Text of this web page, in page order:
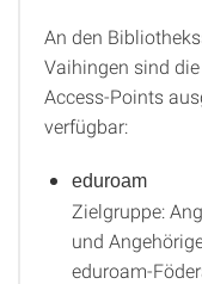
WLAN-
An den
Vaihingen sind
Access-Points
verfügbar:
eduroam
Zielgruppe:
und
eduroam-